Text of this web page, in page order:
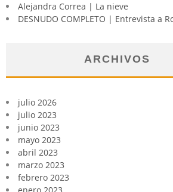
Alejandra Correa | La nieve
DESNUDO COMPLETO | Entrevista a
ARCHIVOS
julio 2026
julio 2023
junio 2023
mayo 2023
abril 2023
marzo 2023
febrero 2023